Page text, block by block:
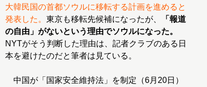
大韓民国の首都ソウルに移転する計画を進めると
発表した。 東京も移転先候補になったが、
「報道
の自由」がないという理由でソウルになった。
NYTがそう判断した理由は、記者クラブのある日
本を避けたのだと筆者は見ている。
中国が「国家安全維持法」を制定（6月20日）